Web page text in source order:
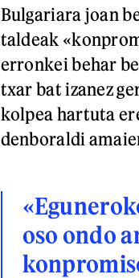
Bulgariara joan
taldeak
erronkei behar
txar bat izanez
kolpea hartuta
denboraldi
oso ondo